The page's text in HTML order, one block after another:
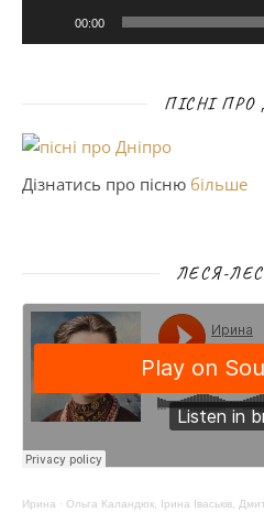
00:00
ПІСНІ ПРО
Дізнатись про пісню більше
ЛЕСЯ-
Ирина · Ольга Каландюк, Ірина Іваськів,